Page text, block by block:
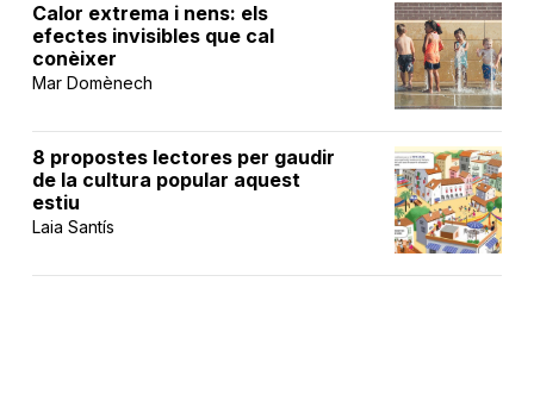
Calor extrema i nens: els
efectes invisibles que cal
conèixer
Mar Domènech
8 propostes lectores per gaudir
de la cultura popular aquest
estiu
Laia Santís